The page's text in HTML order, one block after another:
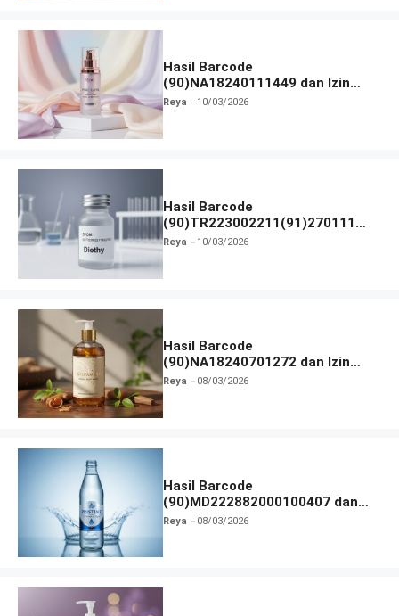
Hasil Barcode
(90)NA18240111449 dan Izin
BPOM
Reya 10/03/2026
Hasil Barcode
(90)TR223002211(91)270111
dan Izin BPOM
Reya 10/03/2026
Hasil Barcode
(90)NA18240701272 dan Izin
BPOM
Reya 08/03/2026
Hasil Barcode
(90)MD222882000100407 dan
Izin BPOM
Reya 08/03/2026